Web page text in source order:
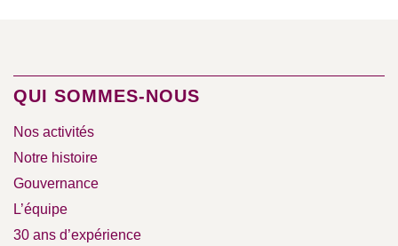
QUI SOMMES-NOUS
Nos activités
Notre histoire
Gouvernance
L’équipe
30 ans d’expérience